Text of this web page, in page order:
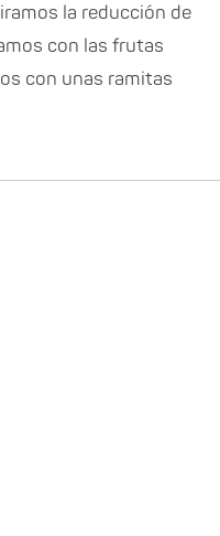
la reducción de
con las frutas
con unas ramitas